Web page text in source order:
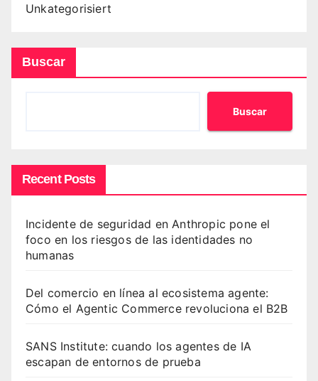
Unkategorisiert
Buscar
Buscar
Recent Posts
Incidente de seguridad en Anthropic pone el
foco en los riesgos de las identidades no
humanas
Del comercio en línea al ecosistema agente:
Cómo el Agentic Commerce revoluciona el B2B
SANS Institute: cuando los agentes de IA
escapan de entornos de prueba